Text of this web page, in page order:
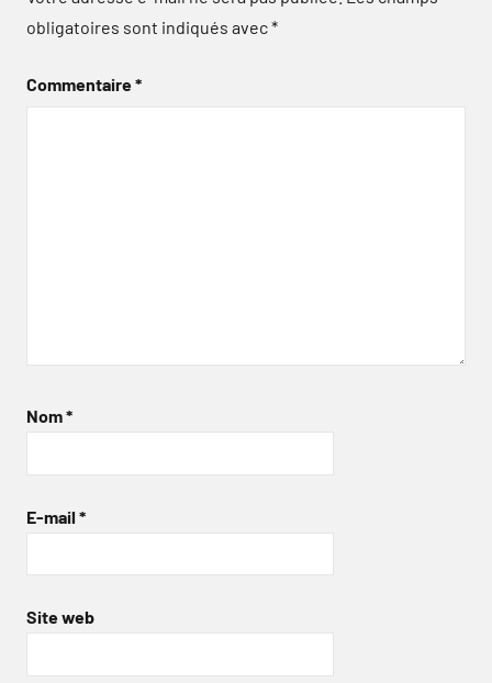
obligatoires sont indiqués avec*
Commentaire*
Nom*
E-mail *
Site web